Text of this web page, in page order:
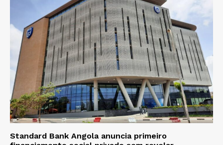
Standard Bank Angola anuncia primeiro